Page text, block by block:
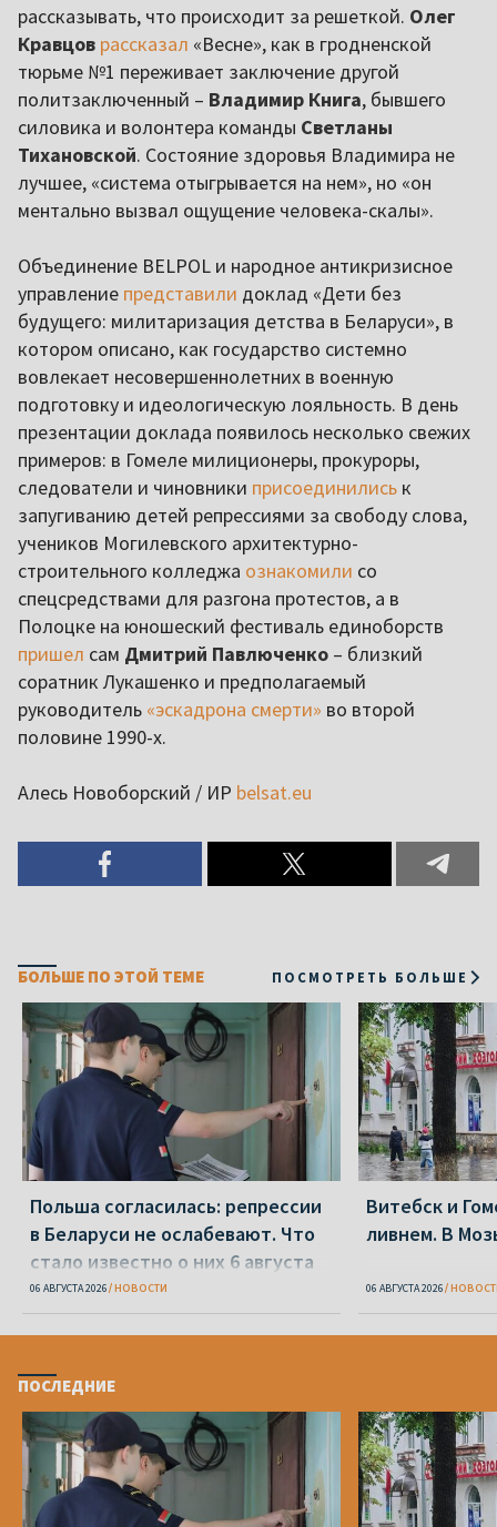
рассказывать, что происходит за решеткой. Олег
Кравцов рассказал «Весне», как в гродненской
тюрьме №1 переживает заключение другой
политзаключенный – Владимир Книга, бывшего
силовика и волонтера команды Светланы
Тихановской. Состояние здоровья Владимира не
лучшее, «система отыгрывается на нем», но «он
ментально вызвал ощущение человека-скалы».
Объединение BELPOL и народное антикризисное
управление представили доклад «Дети без
будущего: милитаризация детства в Беларуси», в
котором описано, как государство системно
вовлекает несовершеннолетних в военную
подготовку и идеологическую лояльность. В день
презентации доклада появилось несколько свежих
примеров: в Гомеле милиционеры, прокуроры,
следователи и чиновники присоединились к
запугиванию детей репрессиями за свободу слова,
учеников Могилевского архитектурно-
строительного колледжа ознакомили со
спецсредствами для разгона протестов, а в
Полоцке на юношеский фестиваль единоборств
пришел сам Дмитрий Павлюченко – близкий
соратник Лукашенко и предполагаемый
руководитель «эскадрона смерти» во второй
половине 1990-х.
Алесь Новоборский / ИР belsat.eu
БОЛЬШЕ ПО ЭТОЙ ТЕМЕ ПОСМОТРЕТЬ БОЛЬШЕ
Польша согласилась: репрессии
в Беларуси не ослабевают. Что
стало известно о них 6 августа
06 АВГУСТА 2026 НОВОСТИ
Витебск и
ливнем. В
06 АВГУСТА 2026
ПОСЛЕДНИЕ